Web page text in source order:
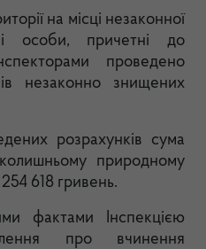
на місці незаконної
особи, причетні до
проведено
незаконно знищених
розрахунків сума
природному
618 гривень.
фактами Інспекцією
про вчинення